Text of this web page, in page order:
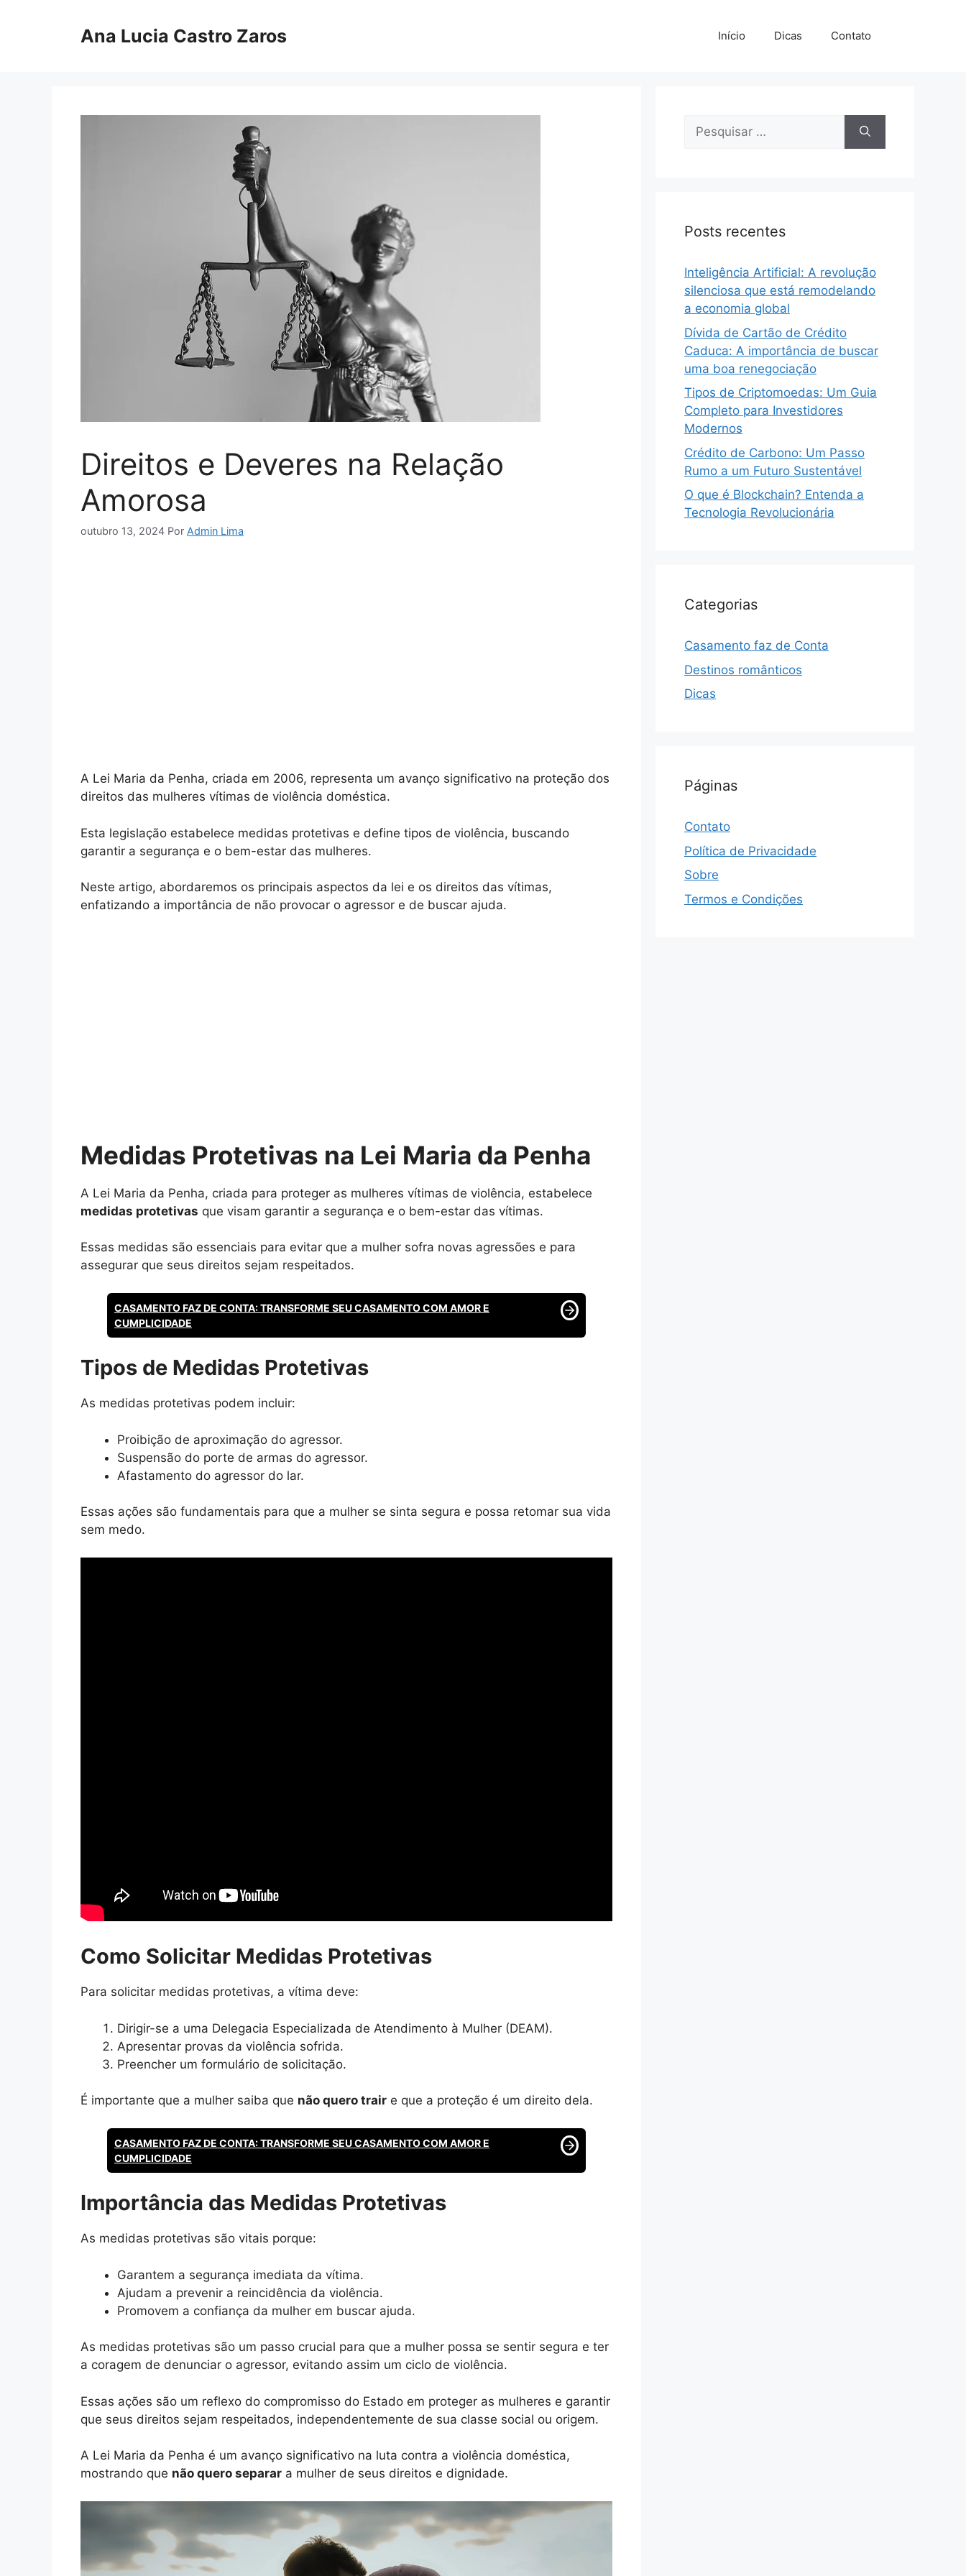
Ana Lucia Castro Zaros Início Dicas Contato
Direitos e Deveres na Relação
Amorosa
outubro 13, 2024 Por Admin Lima
A Lei Maria da Penha, criada em 2006, representa um avanço significativo na proteção dos
direitos das mulheres vítimas de violência doméstica.
Esta legislação estabelece medidas protetivas e define tipos de violência, buscando
garantir a segurança e o bem-estar das mulheres.
Neste artigo, abordaremos os principais aspectos da lei e os direitos das vítimas,
enfatizando a importância de não provocar o agressor e de buscar ajuda.
Medidas Protetivas na Lei Maria da Penha
A Lei Maria da Penha, criada para proteger as mulheres vítimas de violência, estabelece
medidas protetivas que visam garantir a segurança e o bem-estar das vítimas.
Essas medidas são essenciais para evitar que a mulher sofra novas agressões e para
assegurar que seus direitos sejam respeitados.
CASAMENTO FAZ DE CONTA: TRANSFORME SEU CASAMENTO COM AMOR E
CUMPLICIDADE
Tipos de Medidas Protetivas
As medidas protetivas podem incluir:
Proibição de aproximação do agressor.
Suspensão do porte de armas do agressor.
Afastamento do agressor do lar.
Essas ações são fundamentais para que a mulher se sinta segura e possa retomar sua vida
sem medo.
Como Solicitar Medidas Protetivas
Para solicitar medidas protetivas, a vítima deve:
Dirigir-se a uma Delegacia Especializada de Atendimento à Mulher (DEAM).
Apresentar provas da violência sofrida.
Preencher um formulário de solicitação.
É importante que a mulher saiba que não quero trair e que a proteção é um direito dela.
CASAMENTO FAZ DE CONTA: TRANSFORME SEU CASAMENTO COM AMOR E
CUMPLICIDADE
Importância das Medidas Protetivas
As medidas protetivas são vitais porque:
Garantem a segurança imediata da vítima.
Ajudam a prevenir a reincidência da violência.
Promovem a confiança da mulher em buscar ajuda.
As medidas protetivas são um passo crucial para que a mulher possa se sentir segura e ter
a coragem de denunciar o agressor, evitando assim um ciclo de violência.
Essas ações são um reflexo do compromisso do Estado em proteger as mulheres e garantir
que seus direitos sejam respeitados, independentemente de sua classe social ou origem.
A Lei Maria da Penha é um avanço significativo na luta contra a violência doméstica,
mostrando que não quero separar a mulher de seus direitos e dignidade.
Pesquisar
Posts recentes
Inteligência Artificial: A revolução
silenciosa que está remodelando
a economia global
Dívida de Cartão de Crédito
Caduca: A importância de buscar
uma boa renegociação
Tipos de Criptomoedas: Um Guia
Completo para Investidores
Modernos
Crédito de Carbono: Um Passo
Rumo a um Futuro Sustentável
O que é Blockchain? Entenda a
Tecnologia Revolucionária
Categorias
Casamento faz de Conta
Destinos românticos
Dicas
Páginas
Contato
Política de Privacidade
Sobre
Termos e Condições